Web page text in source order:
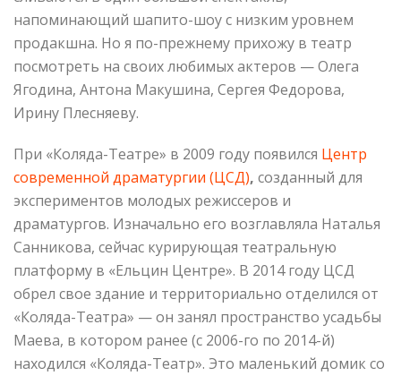
напоминающий шапито-шоу с низким уровнем
продакшна. Но я по-прежнему прихожу в театр
посмотреть на своих любимых актеров — Олега
Ягодина, Антона Макушина, Сергея Федорова,
Ирину Плесняеву.
При «Коляда-Театре» в 2009 году появился Центр
современной драматургии (ЦСД), созданный для
экспериментов молодых режиссеров и
драматургов. Изначально его возглавляла Наталья
Санникова, сейчас курирующая театральную
платформу в «Ельцин Центре». В 2014 году ЦСД
обрел свое здание и территориально отделился от
«Коляда-Театра» — он занял пространство усадьбы
Маева, в котором ранее (с 2006-го по 2014-й)
находился «Коляда-Театр». Это маленький домик со